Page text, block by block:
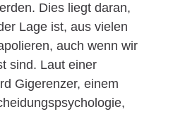
Dies liegt daran,
Lage ist, aus vielen
auch wenn wir
sind. Laut einer
Gigerenzer, einem